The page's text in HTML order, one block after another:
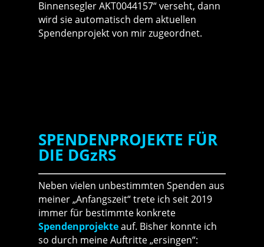
Binnensegler AKT0044157“ verseht, dann
wird sie automatisch dem aktuellen
Spendenprojekt von mir zugeordnet.
SPENDENPROJEKTE FÜR
DIE DGzRS
Neben vielen unbestimmten Spenden aus
meiner „Anfangszeit“ trete ich seit 2019
immer für bestimmte konkrete
Spendenprojekteauf. Bisher konnte ich
so durch meine Auftritte „ersingen“: